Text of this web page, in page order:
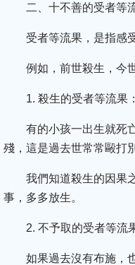
二、十不善的受者等
受者等流果，是指感
例如，前世殺生，今
1. 殺生的受者等流果
有的小孩一出生就死
殘，這是過去世常常毆打
我們知道殺生的因果
事，多多放生。
2. 不予取的受者等流
如果過去沒有布施，